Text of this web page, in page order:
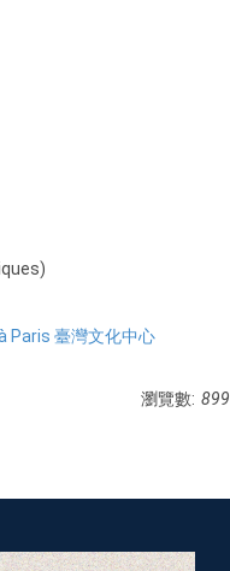
Paris 臺灣文化中心
瀏覽數: 899